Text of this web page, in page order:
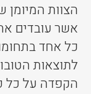
הצוות המיומן
אשר עובדים
כל אחד
לתוצאות
הקפדה על כל